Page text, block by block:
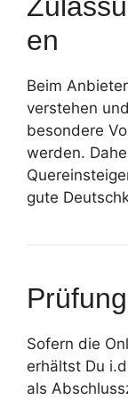
en
Beim
verstehen
besondere
werden.
gute
Sofern die
erhältst Du
als